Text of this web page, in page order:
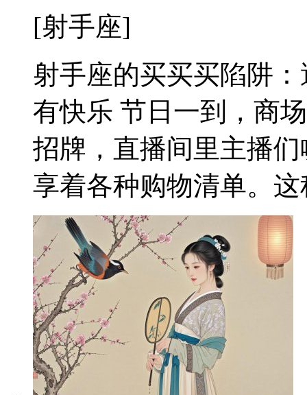
[射手座]
射手座的买买买陷阱
有快乐 节日一到，商
招牌，直播间里主播
享着各种购物清单。